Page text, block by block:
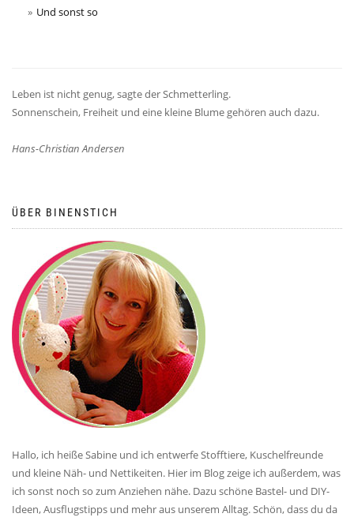
Und sonst so
Leben ist nicht genug, sagte der Schmetterling.
Sonnenschein, Freiheit und eine kleine Blume gehören auch dazu.
Hans-Christian Andersen
ÜBER BINENSTICH
Hallo, ich heiße Sabine und ich entwerfe Stofftiere, Kuschelfreunde
und kleine Näh- und Nettikeiten. Hier im Blog zeige ich außerdem, was
ich sonst noch so zum Anziehen nähe. Dazu schöne Bastel- und DIY-
Ideen, Ausflugstipps und mehr aus unserem Alltag. Schön, dass du da